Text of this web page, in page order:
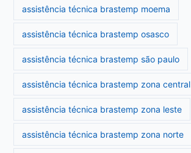
assistência técnica brastemp moema
assistência técnica brastemp osasco
assistência técnica brastemp são paulo
assistência técnica brastemp zona central
assistência técnica brastemp zona leste
assistência técnica brastemp zona norte